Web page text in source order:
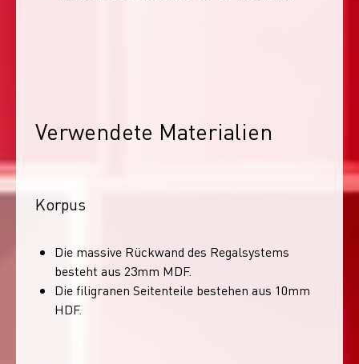
Verwendete Materialien
Korpus
Die massive Rückwand des Regalsystems
besteht aus 23mm MDF.
Die filigranen Seitenteile bestehen aus 10mm
HDF.